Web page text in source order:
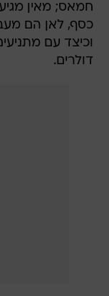
חמאס; מאין
כסף, לאן הם
וכיצד עם
דולרים.